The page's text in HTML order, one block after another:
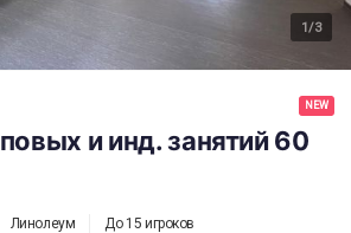
1/3
NEW
и инд. занятий 60
Линолеум До 15 игроков